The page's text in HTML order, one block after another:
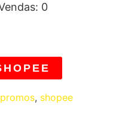
0
promos, shopee